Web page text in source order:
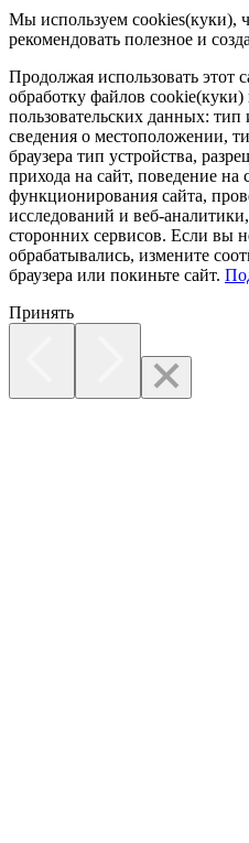
Мы используем cookies(куки),
рекомендовать полезное и
Продолжая использовать этот
обработку файлов
пользовательских данных: тип
сведения о местоположении,
браузера тип устройства,
прихода на сайт, поведение на
функционирования сайта,
исследований и веб-
сторонних сервисов. Если вы
обрабатывались, измените
браузера или покиньте сайт.
Принять